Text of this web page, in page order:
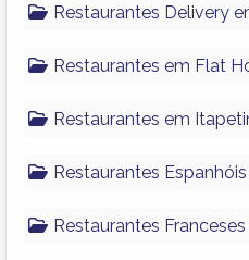
Restaurantes Delivery
Restaurantes em Flat
Restaurantes em
Restaurantes
Restaurantes